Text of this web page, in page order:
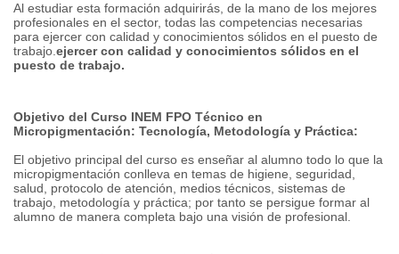
Al estudiar esta formación adquirirás, de la mano de los mejores
profesionales en el sector, todas las competencias necesarias
para ejercer con calidad y conocimientos sólidos en el puesto de
trabajo. ejercer con calidad y conocimientos sólidos en el
puesto de trabajo.
Objetivo del Curso INEM FPO Técnico en
Micropigmentación: Tecnología, Metodología y Práctica:
El objetivo principal del curso es enseñar al alumno todo lo que la
micropigmentación conlleva en temas de higiene, seguridad,
salud, protocolo de atención, medios técnicos, sistemas de
trabajo, metodología y práctica; por tanto se persigue formar al
alumno de manera completa bajo una visión de profesional.